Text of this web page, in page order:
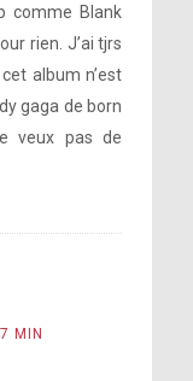
comme Blank
rien. J’ai tjrs
album n’est
gaga de born
veux pas de
MIN